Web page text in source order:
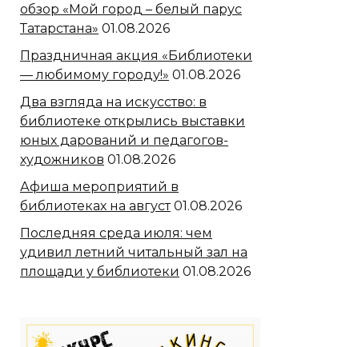
обзор «Мой город – белый парус
Татарстана» 01.08.2026
Праздничная акция «Библиотеки
— любимому городу!» 01.08.2026
Два взгляда на искусство: в
библиотеке открылись выставки
юных дарований и педагогов-
художников 01.08.2026
Афиша мероприятий в
библиотеках на август 01.08.2026
Последняя среда июля: чем
удивил летний читальный зал на
площади у библиотеки 01.08.2026